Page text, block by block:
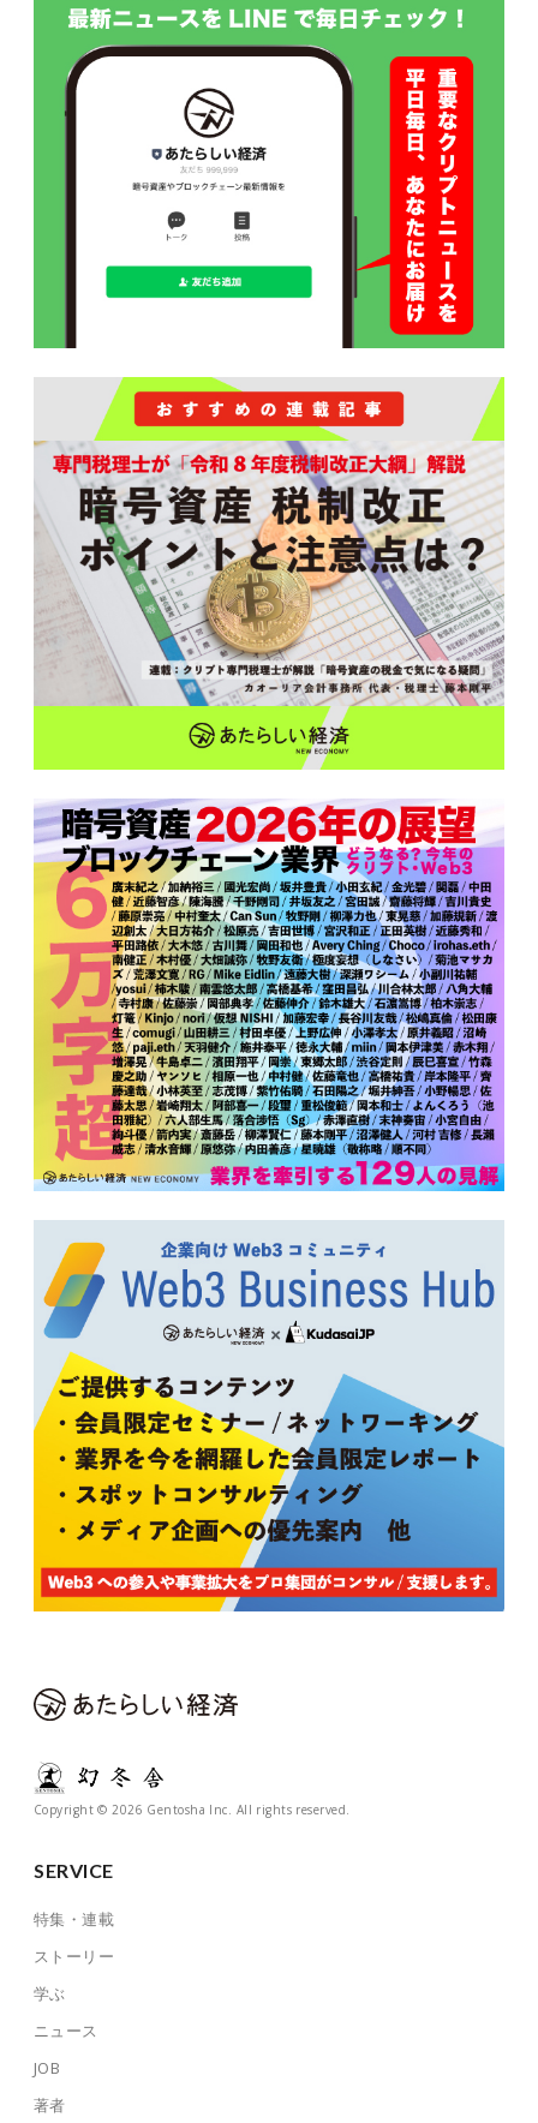
Copyright © 2026 Gentosha Inc. All rights reserved.
SERVICE
特集・連載
ストーリー
学ぶ
ニュース
JOB
著者